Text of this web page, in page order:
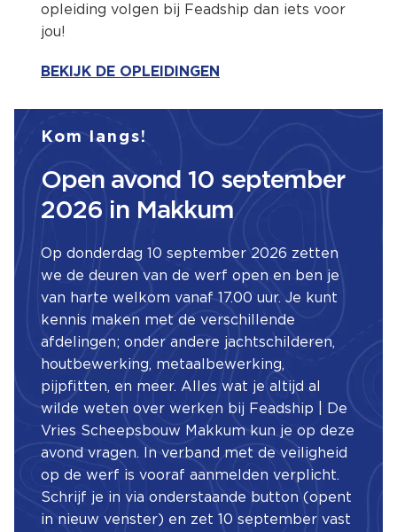
opleiding volgen bij Feadship dan iets voor
jou!
BEKIJK DE OPLEIDINGEN
Kom langs!
Open avond 10 september
2026 in Makkum
Op donderdag 10 september 2026 zetten
we de deuren van de werf open en ben je
van harte welkom vanaf 17.00 uur. Je kunt
kennis maken met de verschillende
afdelingen; onder andere jachtschilderen,
houtbewerking, metaalbewerking,
pijpfitten, en meer. Alles wat je altijd al
wilde weten over werken bij Feadship | De
Vries Scheepsbouw Makkum kun je op deze
avond vragen. In verband met de veiligheid
op de werf is vooraf aanmelden verplicht.
Schrijf je in via onderstaande button (opent
in nieuw venster) en zet 10 september vast